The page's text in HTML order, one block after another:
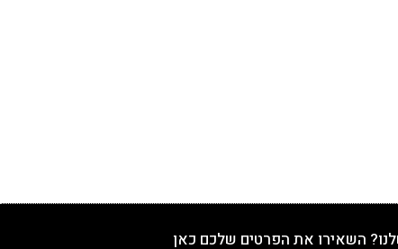
השאירו את הפרטים שלכם כאן